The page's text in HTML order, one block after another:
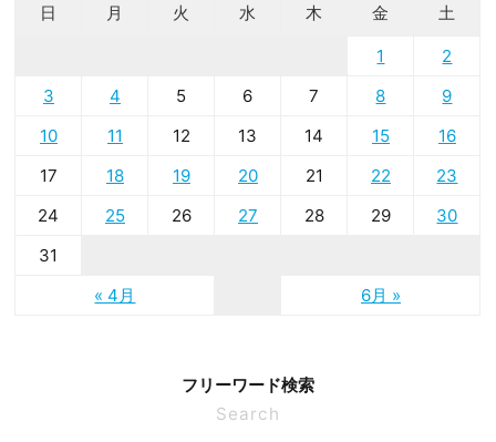
日 月 火 水 木 金 土
« 4月 6月 »
1
2
3
4 5 6 7 8
9
10
11 12 13 14 15
16
17
18 19 20 21 22
23
24
25 26 27 28 29
30
31
フリーワード検索
Search